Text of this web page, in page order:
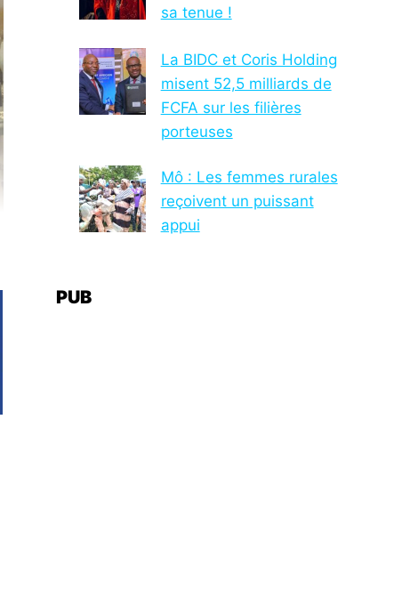
sa tenue !
La BIDC et Coris Holding
misent 52,5 milliards de
FCFA sur les filières
porteuses
Mô : Les femmes rurales
reçoivent un puissant
appui
PUB